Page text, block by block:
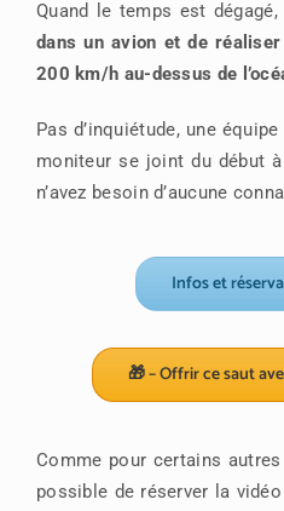
Quand le temps est
dans un avion et de
200 km/h au-dessus de
Pas d’inquiétude, une
moniteur se joint du début
n’avez besoin d’aucune
Infos et
🎁 – Offrir ce saut
Comme pour certains
possible de réserver la